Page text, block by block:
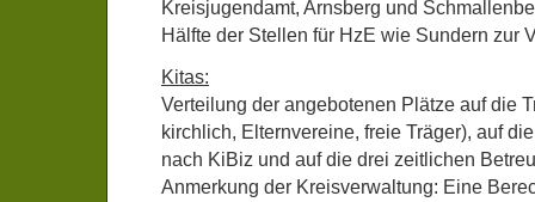
Kreisjugendamt, Arnsberg und
Hälfte der Stellen für HzE wie Sundern zur
Kitas:
Verteilung der angebotenen Plätze auf die
kirchlich, Elternvereine, freie Träger), auf
nach KiBiz und auf die drei zeitlichen
Anmerkung der Kreisverwaltung: Eine